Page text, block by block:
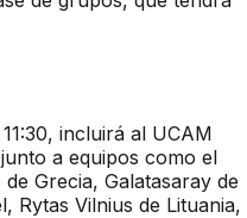
incluirá al UCAM
a equipos como el
Grecia, Galatasaray de
Rytas Vilnius de Lituania,